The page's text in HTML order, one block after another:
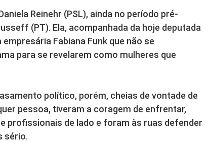
Reinehr (PSL), ainda no período pré-
(PT). Ela, acompanhada da hoje deputada
Fabiana Funk que não se
para se revelarem como mulheres que
político, porém, cheias de vontade de
pessoa, tiveram a coragem de enfrentar,
profissionais de lado e foram às ruas defender
sério.